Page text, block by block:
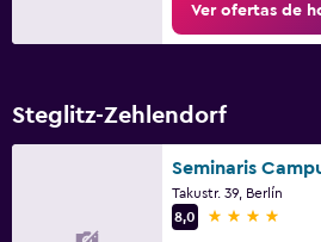
Ver ofertas de
Steglitz-Zehlendorf
Takustr. 39, Berlín
8,0
4 estrellas